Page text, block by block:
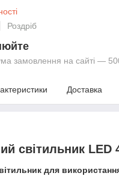
Роздріб
замовлення на сайті —
Доставка
світильник LED
для